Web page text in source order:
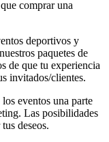
comprar una
deportivos y
paquetes de
de que tu experiencia
invitados/clientes.
eventos una parte
Las posibilidades
deseos.